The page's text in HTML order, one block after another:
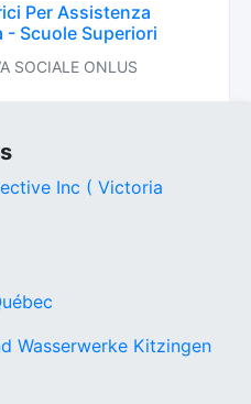
Per Assistenza
- Scuole Superiori
SOCIALE ONLUS
Inc ( Victoria
Wasserwerke Kitzingen